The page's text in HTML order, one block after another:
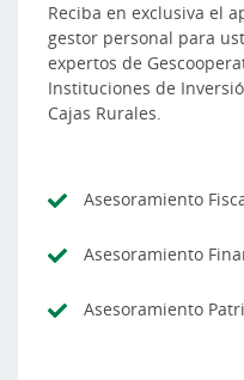
Reciba en exclusiva el
gestor personal para
expertos de
Instituciones de
Cajas Rurales.
Asesoramiento
Asesoramiento
Asesoramiento